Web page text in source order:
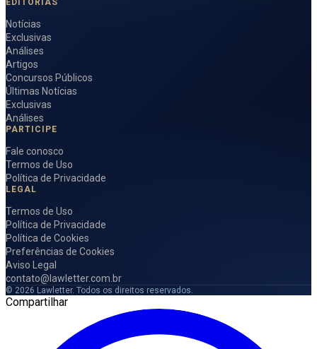
Notícias
Exclusivas
Análises
Artigos
Concursos Públicos
Últimas Notícias
Exclusivas
Análises
PARTICIPE
Fale conosco
Termos de Uso
Política de Privacidade
LEGAL
Termos de Uso
Política de Privacidade
Política de Cookies
Preferências de Cookies
Aviso Legal
contato@lawletter.com.br
© 2026 Lawletter. Todos os direitos reservados.
Compartilhar